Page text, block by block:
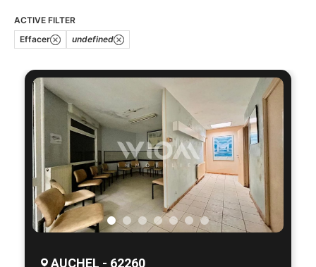
ACTIVE FILTER
Effacer
undefined
AUCHEL - 62260